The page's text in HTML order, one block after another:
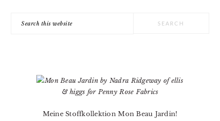
Meine Stoffkollektion Mon Beau Jardin!